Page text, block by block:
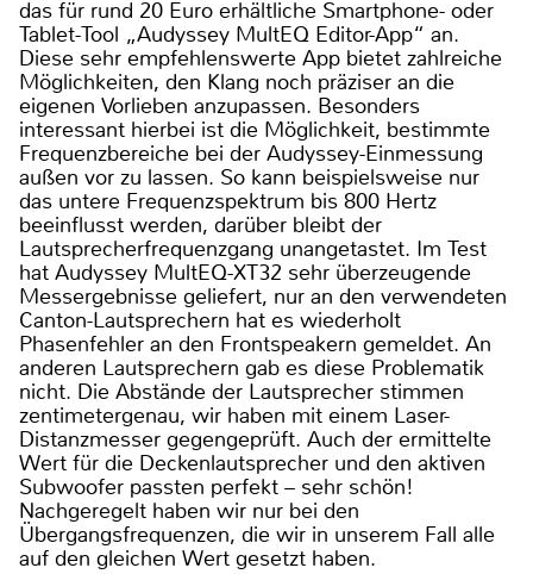
das für rund 20 Euro erhältliche Smartphone- oder
Tablet-Tool „Audyssey MultEQ Editor-App“ an.
Diese sehr empfehlenswerte App bietet zahlreiche
Möglichkeiten, den Klang noch präziser an die
eigenen Vorlieben anzupassen. Besonders
interessant hierbei ist die Möglichkeit, bestimmte
Frequenzbereiche bei der Audyssey-Einmessung
außen vor zu lassen. So kann beispielsweise nur
das untere Frequenzspektrum bis 800 Hertz
beeinflusst werden, darüber bleibt der
Lautsprecherfrequenzgang unangetastet. Im Test
hat Audyssey MultEQ-XT32 sehr überzeugende
Messergebnisse geliefert, nur an den verwendeten
Canton-Lautsprechern hat es wiederholt
Phasenfehler an den Frontspeakern gemeldet. An
anderen Lautsprechern gab es diese Problematik
nicht. Die Abstände der Lautsprecher stimmen
zentimetergenau, wir haben mit einem Laser-
Distanzmesser gegengeprüft. Auch der ermittelte
Wert für die Deckenlautsprecher und den aktiven
Subwoofer passten perfekt – sehr schön!
Nachgeregelt haben wir nur bei den
Übergangsfrequenzen, die wir in unserem Fall alle
auf den gleichen Wert gesetzt haben.